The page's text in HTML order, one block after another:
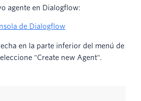
agente en Dialogflow:
de Dialogflow
en la parte inferior del menú de
"Create new Agent".